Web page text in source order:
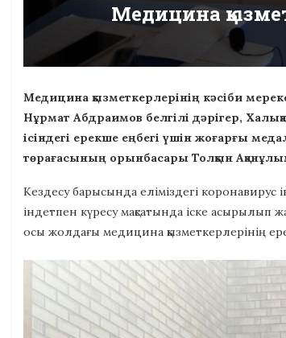
Медицина
Медицина қызметкерлерінің кәсіби
Нұрмат Абдраимов белгілі дәрігер,
ісіндегі ерекше еңбегі үшін жоғарғы
төрағасының орынбасары Толқын
Кездесу барысында еліміздегі коронавирус
індетпен күресу мақсатында іске асырылып
осы жолдағы медицина қызметкерлерінің